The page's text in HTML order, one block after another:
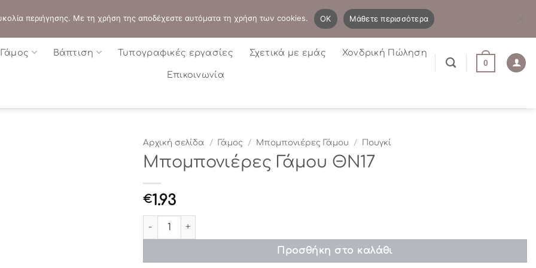
Η λίστα μου Newsletter
Γάμος Βάπτιση Τυπογραφικές εργασίες Σχετικά με εμάς Χονδρική Πώληση
Επικοινωνία
0
Αρχική σελίδα / Γάμος / Μπομπονιέρες Γάμου / Πουγκί
Μπομπονιέρες Γάμου ΘΝ17
€1.93
Μπομπονιέρες Γάμου ΘΝ17 ποσότητα
Προσθήκη στο καλάθι
περιήγησης. Με τη χρήση της αποδέχεστε αυτόματα τη χρήση των cookies. OK Μάθετε περισσότερα